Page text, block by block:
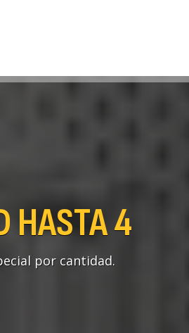
HASTA 4
por cantidad.